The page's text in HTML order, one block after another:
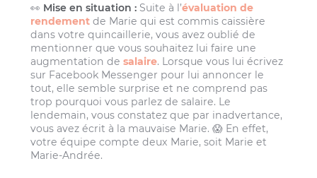
👀 Mise en situation : Suite à l’évaluation de
rendement de Marie qui est commis caissière
dans votre quincaillerie, vous avez oublié de
mentionner que vous souhaitez lui faire une
augmentation desalaire. Lorsque vous lui écrivez
sur Facebook Messenger pour lui annoncer le
tout, elle semble surprise et ne comprend pas
trop pourquoi vous parlez de salaire. Le
lendemain, vous constatez que par inadvertance,
vous avez écrit à la mauvaise Marie. 😱 En effet,
votre équipe compte deux Marie, soit Marie et
Marie-Andrée.